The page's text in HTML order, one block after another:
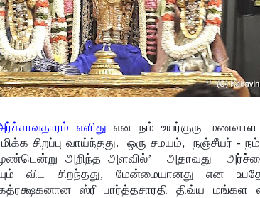
எளிது என நம் உயர்குரு மணவாள
மிக்க சிறப்பு வாய்ந்தது. ஒரு சமயம், நஞ்சீயர் -
அறிந்த அளவில்’ அதாவது
விட சிறந்தது, மேன்மையானது என
ஸ்ரீ பார்த்தசாரதி திவ்ய மங்கள